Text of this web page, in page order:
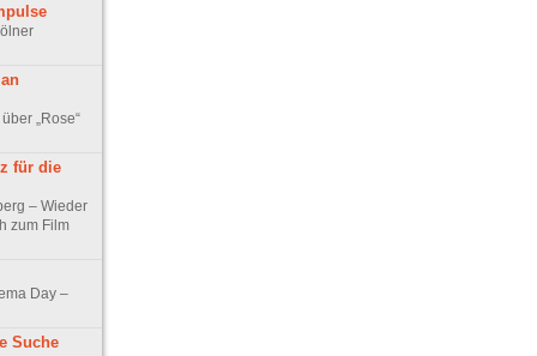
„Rose“
für die
– Wieder
zum Film
Day –
Suche